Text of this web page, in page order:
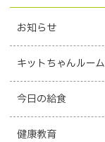
お知らせ
キットちゃんルーム
今日の給食
健康教育